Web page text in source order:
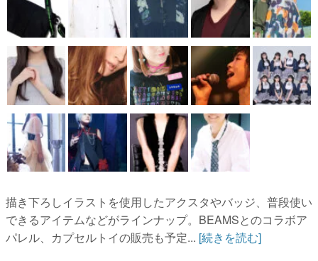
描き下ろしイラストを使用したアクスタやバッジ、普段使い
できるアイテムなどがラインナップ。BEAMSとのコラボア
パレル、カプセルトイの販売も予定... [続きを読む]